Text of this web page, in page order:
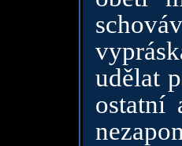
udělat
ostatní